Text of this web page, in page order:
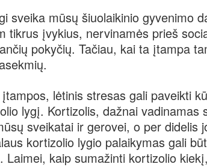
sveika mūsų šiuolaikinio gyvenimo
tikrus įvykius, nervinamės prieš
pokyčių. Tačiau, kai ta įtampa
lėtinis stresas gali paveikti
lygį. Kortizolis, dažnai vadinamas
sveikatai ir gerovei, o per didelis
kortizolio lygio palaikymas gali
Laimei, kaip sumažinti kortizolio